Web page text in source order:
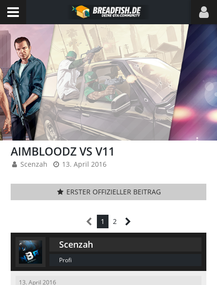
AIMBLOODZ VS V11
Scenzah 13. April 2016
ERSTER OFFIZIELLER BEITRAG
1 2
Scenzah
Profi
13. April 2016